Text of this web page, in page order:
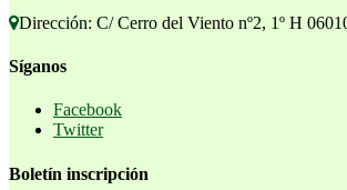
Dirección: C/ Cerro del Viento nº2, 1º H
Síganos
Facebook
Twitter
Boletín inscripción